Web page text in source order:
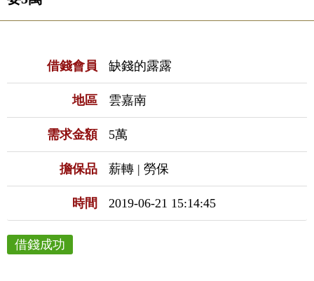
借錢會員 缺錢的露露
地區 雲嘉南
需求金額 5萬
擔保品 薪轉 | 勞保
時間 2019-06-21 15:14:45
借錢成功